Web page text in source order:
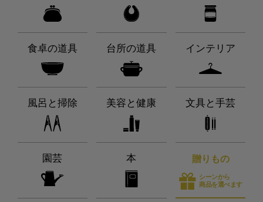
食卓の道具 台所の道具 インテリア
風呂と掃除 美容と健康 文具と手芸
園芸 本 贈りもの
シーンから
商品を選べます